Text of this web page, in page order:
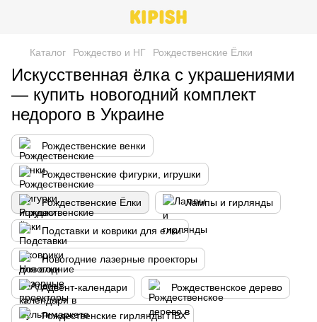
Каталог Рождество и НГ Рождественские Ёлки
Искусственная ёлка с украшениями
— купить новогодний комплект
недорого в Украине
Рождественские венки
Рождественские фигурки, игрушки
Рождественские Ёлки Лампы и гирлянды
Подставки и коврики для елки
Новогодние лазерные проекторы
Адвент-календари Рождественское дерево
Рождественские гирлянды ПВХ